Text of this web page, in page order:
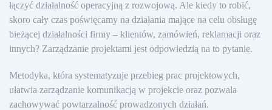
łączyć działalność operacyjną z rozwojową. Ale kiedy to robić,
skoro cały czas poświęcamy na działania mające na celu obsługę
bieżącej działalności firmy – klientów, zamówień, reklamacji oraz
innych? Zarządzanie projektami jest odpowiedzią na to pytanie.
Metodyka, która systematyzuje przebieg prac projektowych,
ułatwia zarządzanie komunikacją w projekcie oraz pozwala
zachowywać powtarzalność prowadzonych działań.